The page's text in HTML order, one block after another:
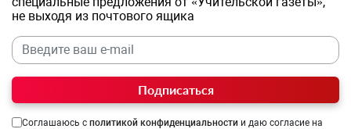
не выходя из почтового ящика
Подписаться
Соглашаюсь с политикой конфиденциальности и даю согласие на